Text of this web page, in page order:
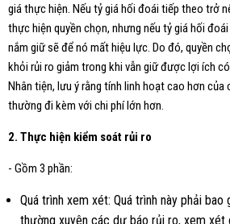
giá thực hiện. Nếu tỷ giá hối đoái tiếp theo trở
thực hiện quyền chọn, nhưng nếu tỷ giá hối
nắm giữ sẽ để nó mất hiệu lực. Do đó, quyền
khỏi rủi ro giảm trong khi vẫn giữ được lợi ích
Nhân tiện, lưu ý rằng tính linh hoạt cao hơn của
thường đi kèm với chi phí lớn hơn.
2. Thực hiện kiểm soát rủi ro
- Gồm 3 phần:
Quá trình xem xét: Quá trình này phải
thường xuyên các dự báo rủi ro, xem xét